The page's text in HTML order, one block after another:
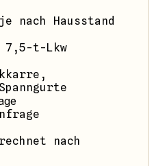
nach Hausstand
7,5-t-Lkw
nach